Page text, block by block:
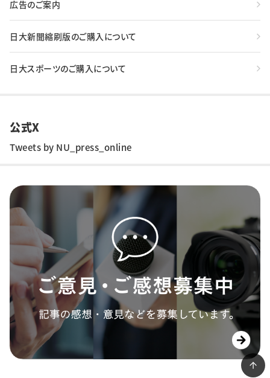
広告のご案内
日大新聞縮刷版のご購入について
日大スポーツのご購入について
公式X
Tweets by NU_press_online